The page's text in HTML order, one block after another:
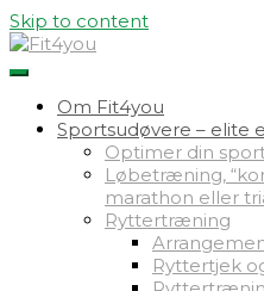
Skip to content
Om Fit4you
Sportsudøvere – elite
Optimer din
Løbetræning,
marathon eller
Ryttertræning
Ryttertjek